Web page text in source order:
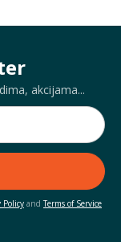
akcijama...
Policy andTerms of Service